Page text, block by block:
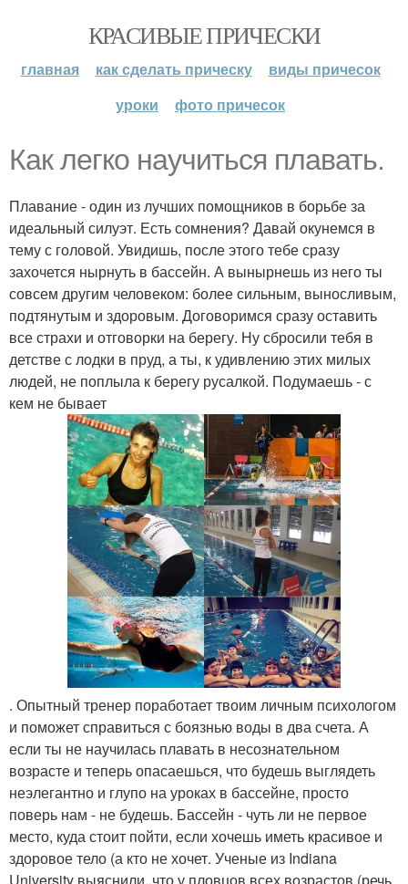
КРАСИВЫЕ ПРИЧЕСКИ
главная как сделать прическу
виды причесок
уроки
фото причесок
Как легко научиться плавать.
Плавание - один из лучших помощников в борьбе за
идеальный силуэт. Есть сомнения? Давай окунемся в
тему с головой. Увидишь, после этого тебе сразу
захочется нырнуть в бассейн. А вынырнешь из него ты
совсем другим человеком: более сильным, выносливым,
подтянутым и здоровым. Договоримся сразу оставить
все страхи и отговорки на берегу. Ну сбросили тебя в
детстве с лодки в пруд, а ты, к удивлению этих милых
людей, не поплыла к берегу русалкой. Подумаешь - с
кем не бывает
. Опытный тренер поработает твоим личным психологом
и поможет справиться с боязнью воды в два счета. А
если ты не научилась плавать в несознательном
возрасте и теперь опасаешься, что будешь выглядеть
неэлегантно и глупо на уроках в бассейне, просто
поверь нам - не будешь. Бассейн - чуть ли не первое
место, куда стоит пойти, если хочешь иметь красивое и
здоровое тело (а кто не хочет. Ученые из Indiana